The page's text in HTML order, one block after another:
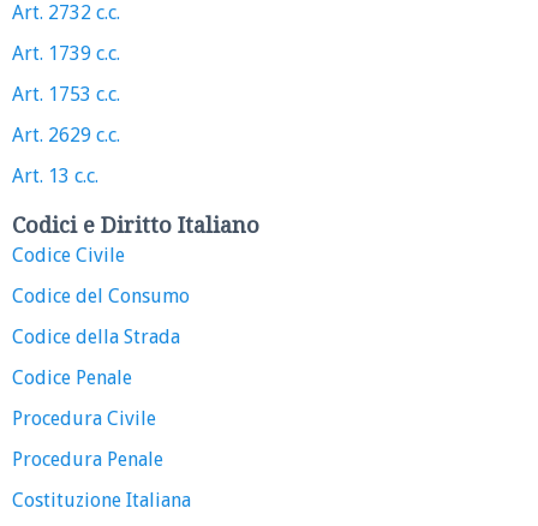
Art. 2732 c.c.
Art. 1739 c.c.
Art. 1753 c.c.
Art. 2629 c.c.
Art. 13 c.c.
Codici e Diritto Italiano
Codice Civile
Codice del Consumo
Codice della Strada
Codice Penale
Procedura Civile
Procedura Penale
Costituzione Italiana